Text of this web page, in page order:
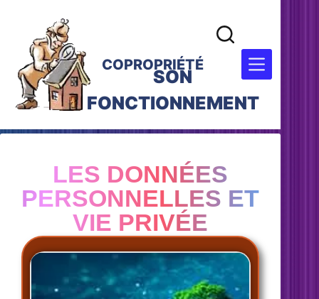
COPROPRIÉTÉ
SON
FONCTIONNEMENT
LES DONNÉES
PERSONNELLES ET
VIE PRIVÉE